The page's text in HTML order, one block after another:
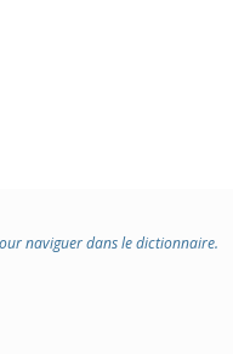
naviguer dans le dictionnaire.